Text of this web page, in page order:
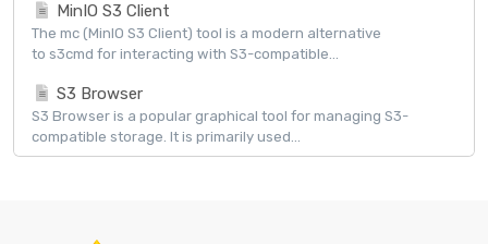
MinIO S3 Client
The mc (MinIO S3 Client) tool is a modern alternative
to s3cmd for interacting with S3-compatible...
S3 Browser
S3 Browser is a popular graphical tool for managing S3-
compatible storage. It is primarily used...